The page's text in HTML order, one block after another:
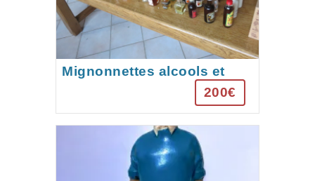
Mignonnettes alcools et
200€